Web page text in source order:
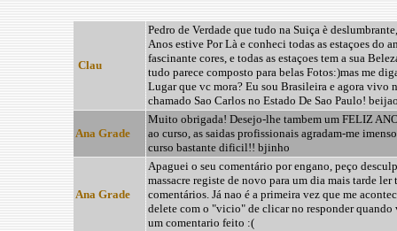
Clau
Pedro de Verdade que tudo na Suiça è
Anos estive Por Là e conheci todas as estaçoes do
fascinante cores, e todas as estaçoes tem a sua
tudo parece composto para belas Fotos:)mas me
Lugar que vc mora? Eu sou Brasileira e agora vivo
chamado Sao Carlos no Estado De Sao Paulo!
Ana Grade
Muito obrigada! Desejo-lhe tambem um FELIZ
ao curso, as saidas profissionais agradam-me
curso bastante dificil!! bjinho
Ana Grade
Apaguei o seu comentário por engano, peço
massacre registe de novo para um dia mais tarde ler
comentários. Já nao é a primeira vez que me
delete com o "vicio" de clicar no responder quando
um comentario feito :(